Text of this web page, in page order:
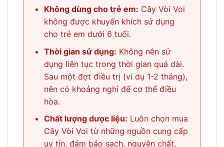
Không dùng cho trẻ em: Cây Vòi Voi
không được khuyến khích sử dụng
cho trẻ em dưới 6 tuổi.
Thời gian sử dụng: Không nên sử
dụng liên tục trong thời gian quá dài.
Sau một đợt điều trị (ví dụ 1-2 tháng),
nên có khoảng nghỉ để cơ thể điều
hòa.
Chất lượng dược liệu: Luôn chọn mua
Cây Vòi Voi từ những nguồn cung cấp
uy tín, đảm bảo sạch, nguyên chất,